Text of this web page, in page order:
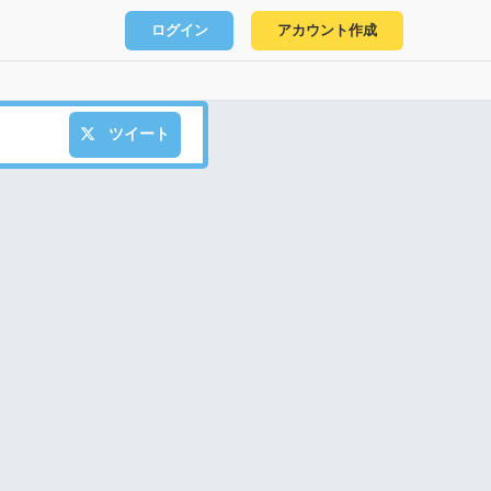
ログイン アカウント作成
ツイート